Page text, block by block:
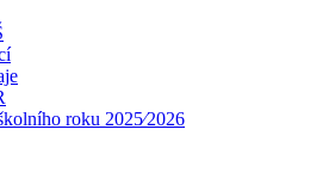
roku 2025⁄2026